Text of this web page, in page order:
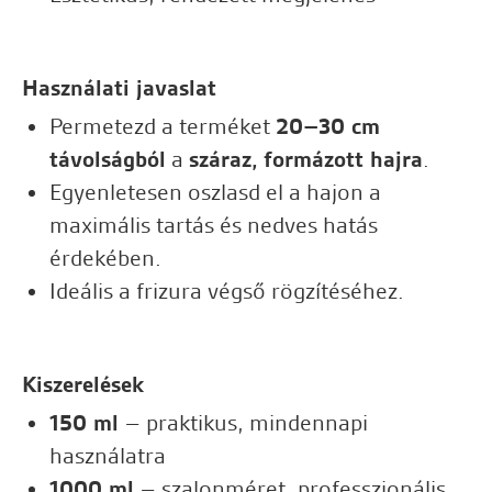
Használati javaslat
Permetezd a terméket 20–30 cm
távolságból a száraz, formázott hajra.
Egyenletesen oszlasd el a hajon a
maximális tartás és nedves hatás
érdekében.
Ideális a frizura végső rögzítéséhez.
Kiszerelések
150 ml – praktikus, mindennapi
használatra